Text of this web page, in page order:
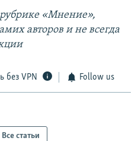
«Мнение»,
авторов и не всегда
без VPN Follow us
Все статьи